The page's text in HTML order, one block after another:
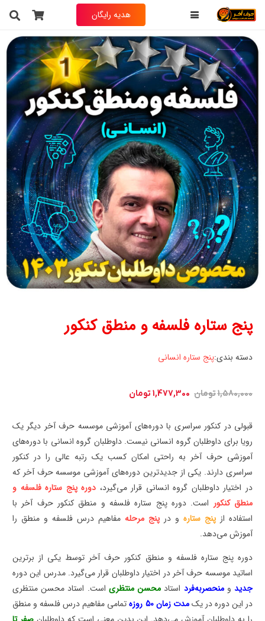
هدیه رایگان
پنج ستاره فلسفه و منطق کنکور
دسته بندی:پنج ستاره انسانی
1,580,000تومان قیمت
اصلی:
1,580,000 تومان
بود.
1,477,300 تومان
1,477,300 تومان.
قبولی در کنکور سراسری با دوره‌های آموزشی موسسه حرف آخر دیگر یک
رویا برای داوطلبان گروه انسانی نیست. داوطلبان گروه انسانی با دوره‌های
آموزشی حرف آخر به راحتی امکان کسب یک رتبه عالی را در کنکور
سراسری دارند. یکی از جدیدترین دوره‌های آموزشی موسسه حرف آخر که
در اختیار داوطلبان گروه انسانی قرار می‌گیرد، دوره پنج ستاره فلسفه و
منطق کنکور است. دوره پنج ستاره فلسفه و منطق کنکور حرف آخر با
استفاده از پنج ستاره و در پنج مرحله مفاهیم درس فلسفه و منطق را
آموزش می‌دهد.
دوره پنج ستاره فلسفه و منطق کنکور حرف آخر توسط یکی از برترین
اساتید موسسه حرف آخر در اختیار داوطلبان قرار می‌گیرد. مدرس این دوره
جدید ومنحصربه‌فرد استاد محسن منتظری است. استاد محسن منتظری
در این دوره در یکمدت زمان 50 روزه
تمامی مفاهیم درس فلسفه و منطق